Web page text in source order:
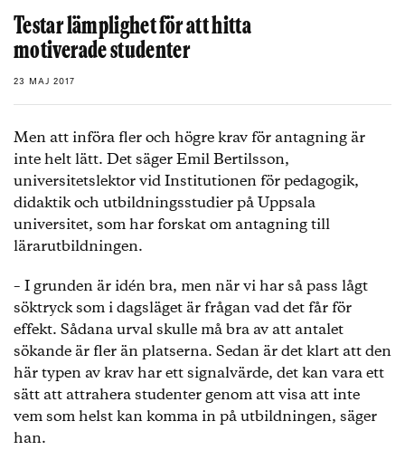
Testar lämplighet för att hitta
motiverade studenter
23 MAJ 2017
Men att införa fler och högre krav för antagning är
inte helt lätt. Det säger Emil Bertilsson,
universitetslektor vid Institutionen för pedagogik,
didaktik och utbildningsstudier på Uppsala
universitet, som har forskat om antagning till
lärarutbildningen.
– I grunden är idén bra, men när vi har så pass lågt
söktryck som i dagsläget är frågan vad det får för
effekt. Sådana urval skulle må bra av att antalet
sökande är fler än platserna. Sedan är det klart att den
här typen av krav har ett signalvärde, det kan vara ett
sätt att attrahera studenter genom att visa att inte
vem som helst kan komma in på utbildningen, säger
han.